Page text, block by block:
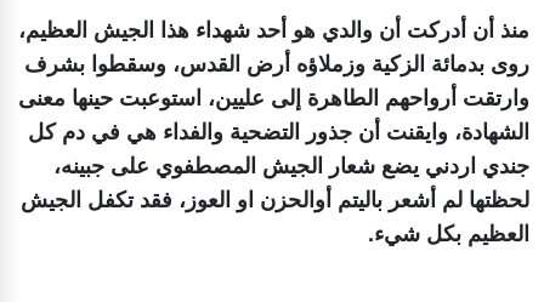
منذ أن أدركت أن والدي هو أحد شهداء هذا الجيش العظيم،
روى بدمائة الزكية وزملاؤه أرض القدس، وسقطوا بشرف
وارتقت أرواحهم الطاهرة إلى عليين، استوعبت حينها معنى
الشهادة، وايقنت أن جذور التضحية والفداء هي في دم كل
جندي اردني يضع شعار الجيش المصطفوي على جبينه،
لحظتها لم أشعر باليتم أوالحزن او العوز، فقد تكفل الجيش
العظيم بكل شيء.